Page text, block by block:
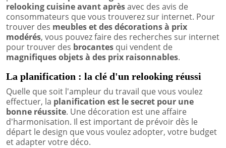
relooking cuisine avant aprèsavec des avis de
consommateurs que vous trouverez sur internet. Pour
trouver des meubles et des décorations à prix
modérés, vous pouvez faire des recherches sur internet
pour trouver des brocantes qui vendent de
magnifiques objets à des prix raisonnables.
La planification : la clé d'un relooking réussi
Quelle que soit l'ampleur du travail que vous voulez
effectuer, la planification est le secret pour une
bonne réussite. Une décoration est une affaire
d'harmonisation. Il est important de prévoir dès le
départ le design que vous voulez adopter, votre budget
et adapter votre déco.